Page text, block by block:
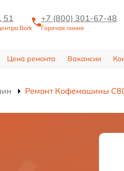
51
Bork
+7 (800) 301-67-48
Горячая линия
Цена ремонта Вакансии
Ремонт Кофемашины